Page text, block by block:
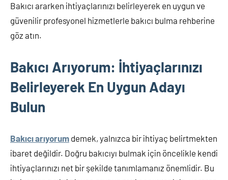
Bakıcı ararken ihtiyaçlarınızı belirleyerek en uygun ve
güvenilir profesyonel hizmetlerle bakıcı bulma rehberine
göz atın.
Bakıcı Arıyorum: İhtiyaçlarınızı
Belirleyerek En Uygun Adayı
Bulun
Bakıcı arıyorum demek, yalnızca bir ihtiyaç belirtmekten
ibaret değildir. Doğru bakıcıyı bulmak için öncelikle kendi
ihtiyaçlarınızı net bir şekilde tanımlamanız önemlidir. Bu